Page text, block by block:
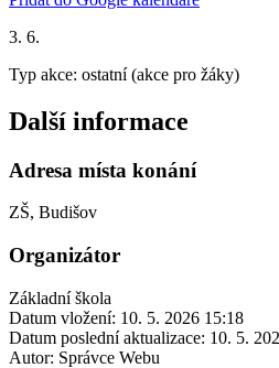
3. 6.
Typ akce: ostatní (akce pro žáky)
Další informace
Adresa místa konání
ZŠ, Budišov
Organizátor
Základní škola
Datum vložení: 10. 5. 2026 15:18
Datum poslední aktualizace: 10. 5.
Autor: Správce Webu